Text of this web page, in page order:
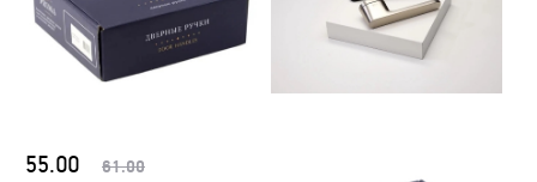
55.00 61.00